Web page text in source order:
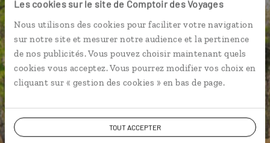
Les cookies sur le site de Comptoir des Voyages
Nous utilisons des cookies pour faciliter votre navigation
sur notre site et mesurer notre audience et la pertinence
de nos publicités. Vous pouvez choisir maintenant quels
cookies vous acceptez. Vous pourrez modifier vos choix en
cliquant sur « gestion des cookies » en bas de page.
TOUT ACCEPTER
connexion Internet
Les plus belles réserves
géolocalisées
L'album souvenirs à composer
vous-même